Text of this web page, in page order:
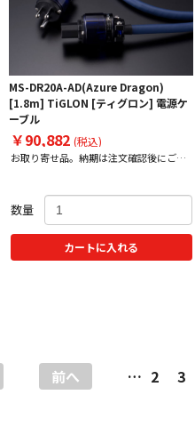
MS-DR20A-AD(Azure Dragon)
[1.8m] TiGLON [ティグロン] 電源ケ
ーブル
￥90,882 (税込)
お取り寄せ品。納期は注文確認後にご案
数量
カートに入れる
前へ … 2 3